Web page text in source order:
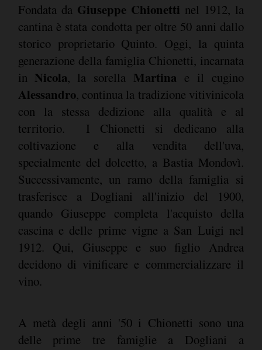
Fondata da Giuseppe Chionetti nel 1912, la
cantina è stata condotta per oltre 50 anni dallo
storico proprietario Quinto. Oggi, la quinta
generazione della famiglia Chionetti, incarnata
in Nicola, la sorella Martina e il cugino
Alessandro, continua la tradizione vitivinicola
con la stessa dedizione alla qualità e al
territorio. I Chionetti si dedicano alla
coltivazione e alla vendita dell'uva,
specialmente del dolcetto, a Bastia Mondovì.
Successivamente, un ramo della famiglia si
trasferisce a Dogliani all'inizio del 1900,
quando Giuseppe completa l'acquisto della
cascina e delle prime vigne a San Luigi nel
1912. Qui, Giuseppe e suo figlio Andrea
decidono di vinificare e commercializzare il
vino.
A metà degli anni '50 i Chionetti sono una
delle prime tre famiglie a Dogliani a